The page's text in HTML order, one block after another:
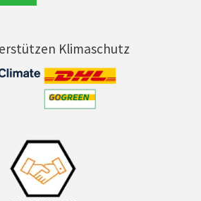
Klimaschutz